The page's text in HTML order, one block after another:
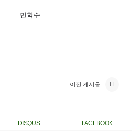
민학수
이전 게시물
DISQUS FACEBOOK